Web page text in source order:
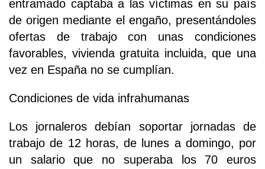
entramado captaba a las víctimas en su país
de origen mediante el engaño, presentándoles
ofertas de trabajo con unas condiciones
favorables, vivienda gratuita incluida, que una
vez en España no se cumplían.
Condiciones de vida infrahumanas
Los jornaleros debían soportar jornadas de
trabajo de 12 horas, de lunes a domingo, por
un salario que no superaba los 70 euros